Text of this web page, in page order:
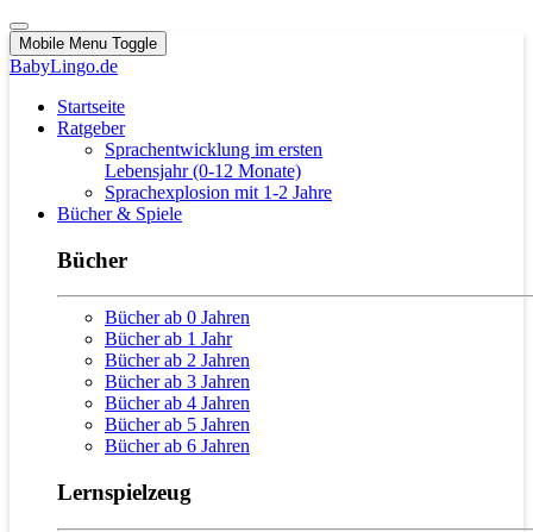
Mobile Menu Toggle
BabyLingo.de
Startseite
Ratgeber
Sprachentwicklung im ersten
Lebensjahr (0-12 Monate)
Sprachexplosion mit 1-2 Jahre
Bücher & Spiele
Bücher
Bücher ab 0 Jahren
Bücher ab 1 Jahr
Bücher ab 2 Jahren
Bücher ab 3 Jahren
Bücher ab 4 Jahren
Bücher ab 5 Jahren
Bücher ab 6 Jahren
Lernspielzeug